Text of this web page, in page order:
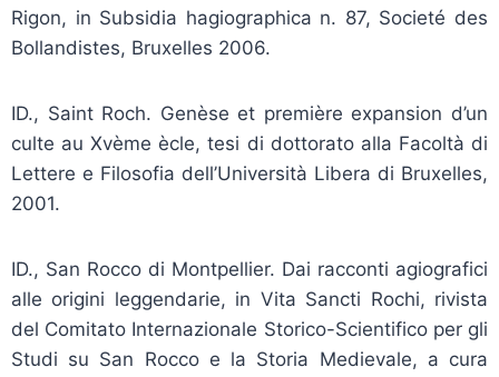
Rigon, in Subsidia hagiographica n. 87, Societé des
Bollandistes, Bruxelles 2006.
ID., Saint Roch. Genèse et première expansion d’un
culte au Xvème ècle, tesi di dottorato alla Facoltà di
Lettere e Filosofia dell’Università Libera di Bruxelles,
2001.
ID., San Rocco di Montpellier. Dai racconti agiografici
alle origini leggendarie, in Vita Sancti Rochi, rivista
del Comitato Internazionale Storico-Scientifico per gli
Studi su San Rocco e la Storia Medievale, a cura